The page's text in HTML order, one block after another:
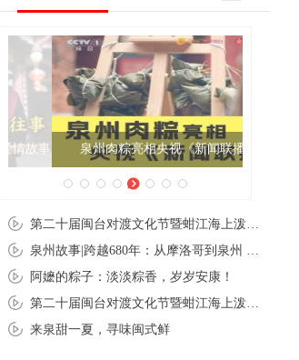
泉州肉粽亮相央视《新闻联播》
阿嬷的粽子：淡淡粽香，岁岁安康！
来泉甜一夏，寻味闽式鲜